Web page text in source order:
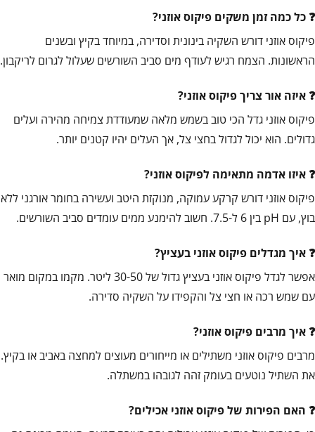
כל כמה זמן משקים פיקוס אוזני?
פיקוס אוזני דורש השקיה בינונית וסדירה, במיוחד בקיץ ובשנים
הראשונות. הצמח רגיש לעודף מים סביב השורשים שעלול לגרום לריקבון.
איזה אור צריך פיקוס אוזני?
פיקוס אוזני גדל הכי טוב בשמש מלאה שמעודדת צמיחה מהירה ועלים
גדולים. הוא יכול לגדול בחצי צל, אך העלים יהיו קטנים יותר.
איזו אדמה מתאימה לפיקוס אוזני?
פיקוס אוזני דורש קרקע עמוקה, מנוקזת היטב ועשירה בחומר אורגני ללא
בוץ, עם pH בין 6 ל-7.5. חשוב להימנע ממים עומדים סביב השורשים.
איך מגדלים פיקוס אוזני בעציץ?
אפשר לגדל פיקוס אוזני בעציץ גדול של 30-50 ליטר. מקמו במקום מואר
עם שמש רכה או חצי צל והקפידו על השקיה סדירה.
איך מרבים פיקוס אוזני?
מרבים פיקוס אוזני משתילים או מייחורים מעוצים למחצה באביב או בקיץ.
את השתיל נוטעים בעומק זהה לגובהו במשתלה.
האם הפירות של פיקוס אוזני אכילים?